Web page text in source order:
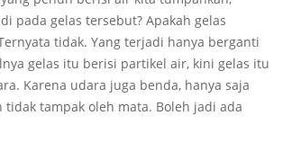
pada gelas tersebut? Apakah gelas
tidak. Yang terjadi hanya berganti
gelas itu berisi partikel air, kini gelas itu
Karena udara juga benda, hanya saja
tidak tampak oleh mata. Boleh jadi ada